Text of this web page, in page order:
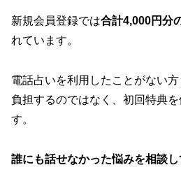
新規会員登録では合計4,000円分
れています。
電話占いを利用したことがない
負担するのではなく、初回特典
す。
誰にも話せなかった悩みを相談し